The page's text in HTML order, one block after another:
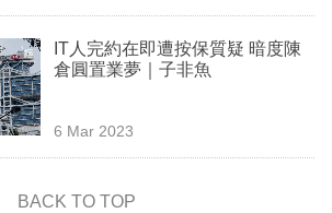
IT人完約在即遭按保質疑 暗度陳
倉圓置業夢｜子非魚
6 Mar 2023
BACK TO TOP